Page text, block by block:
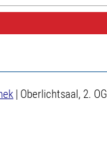
| Oberlichtsaal, 2. OG